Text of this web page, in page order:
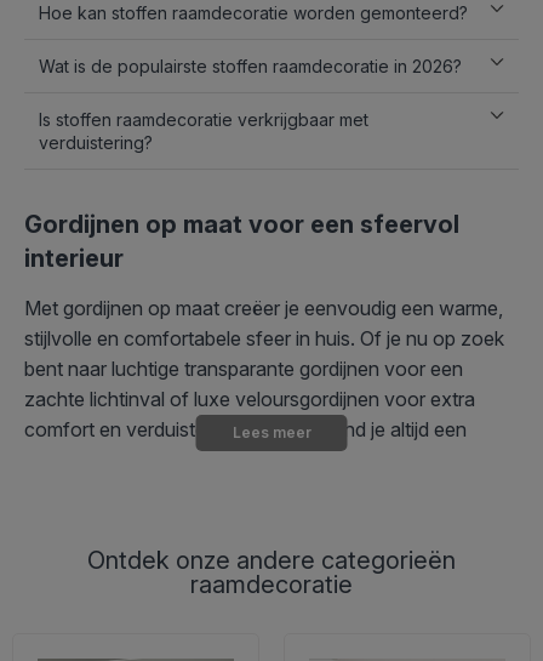
Ontdek onze andere categorieën
raamdecoratie
Gordijnen op maat voor een sfeervol
interieur
Met gordijnen op maat creëer je eenvoudig een warme,
stijlvolle en comfortabele sfeer in huis. Of je nu op zoek
bent naar luchtige transparante gordijnen voor een
zachte lichtinval of luxe veloursgordijnen voor extra
comfort en verduistering, bij Kirsch vind je altijd een
oplossing die perfect past bij jouw interieur.
ramen, schuifpuien of terrasdeuren. Bovendien zijn alle
stoffen verkrijgbaar in diverse kleuren, waardoor je jouw
Hoe kan stoffen raamdecoratie worden gemonteerd?
Wat is de populairste stoffen raamdecoratie in 2026?
Is stoffen raamdecoratie verkrijgbaar met
verduistering?
Lees meer